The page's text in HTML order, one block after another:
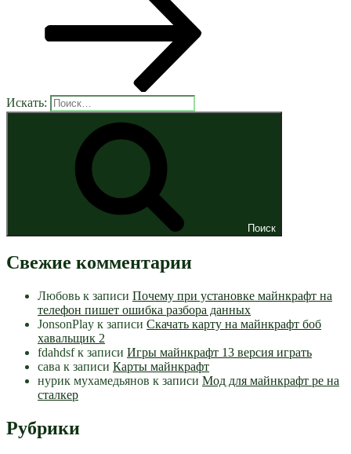
Искать:
Поиск
Свежие комментарии
Любовь к записи Почему при установке майнкрафт на
телефон пишет ошибка разбора данных
JonsonPlay к записи Скачать карту на майнкрафт боб
хавальщик 2
fdahdsfк записи Игры майнкрафт 13 версия играть
сава к записи Карты майнкрафт
нурик мухамедьянов к записи Мод для майнкрафт pe на
сталкер
Рубрики